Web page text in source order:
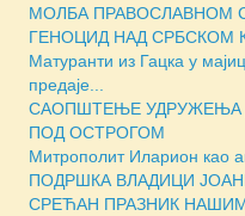
МОЛБА ПРАВОСЛАВНОМ
ГЕНОЦИД НАД СРБСКОМ
Матуранти из Гацка у
предаје...
САОПШТЕЊЕ УДРУЖЕЊА
ПОД ОСТРОГОМ
Митрополит Иларион као
ПОДРШКА ВЛАДИЦИ
СРЕЋАН ПРАЗНИК